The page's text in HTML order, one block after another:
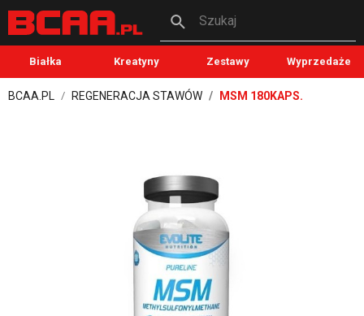
Szukaj
Białka Kreatyny Zestawy Wyprzedaże
BCAA.PL REGENERACJA STAWÓW MSM 180KAPS.